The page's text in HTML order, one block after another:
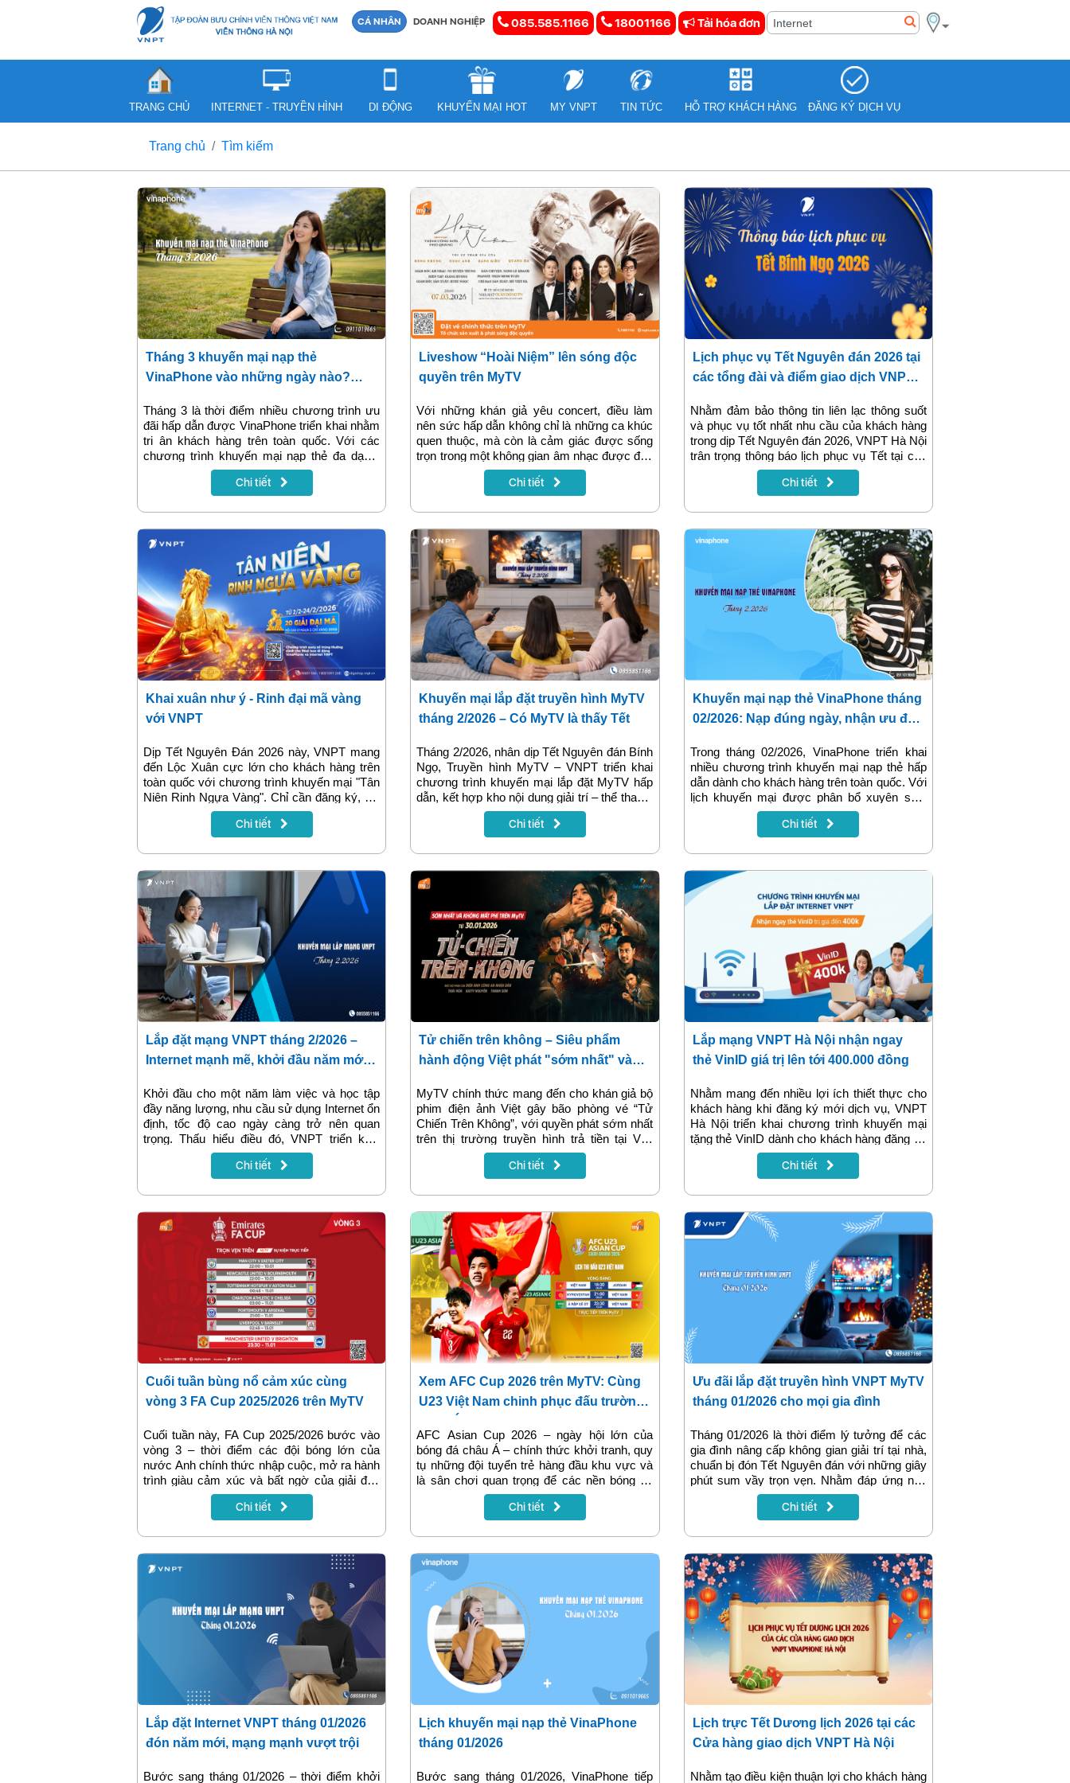
CÁ NHÂN DOANH NGHIỆP 085.585.1166 18001166 Tải hóa đơn
TRANG CHỦ INTERNET - TRUYỀN HÌNH DI ĐỘNG KHUYẾN MẠI HOT MY VNPT TIN TỨC HỖ TRỢ KHÁCH HÀNG ĐĂNG KÝ DỊCH VỤ
Trang chủ Tìm kiếm
Tháng 3 khuyến mại nạp thẻ
VinaPhone vào những ngày nào?
Tháng 3 là thời điểm nhiều chương trình ưu
đãi hấp dẫn được VinaPhone triển khai nhằm
tri ân khách hàng trên toàn quốc. Với các
chương trình khuyến mại nạp thẻ đa dạng,
người dùng có thể nhận thêm tiền trong tài
khoản, được tặng data hoặc hưởng ưu đãi
khách hàng tiết kiệm chi phí sử dụng dịch vụ
di động đồng thời tận hưởng nhiều tiện ích
hơn từ hệ sinh thái của VinaPhone.
Chi tiết
Liveshow “Hoài Niệm” lên sóng độc
quyền trên MyTV
Với những khán giả yêu concert, điều làm
nên sức hấp dẫn không chỉ là những ca khúc
quen thuộc, mà còn là cảm giác được sống
trọn trong một không gian âm nhạc được đầu
tư đúng nghĩa. Liveshow “Hoài Niệm” –
chương trình do MyTV tổ chức sản xuất và
nơi những giọng ca hàng đầu cùng hội ngộ
trên một sân khấu được chuẩn bị chỉn chu và
giàu chiều sâu nghệ thuật.
Chi tiết
Lịch phục vụ Tết Nguyên đán 2026 tại
các tổng đài và điểm giao dịch VNPT
Nhằm đảm bảo thông tin liên lạc thông suốt
và phục vụ tốt nhất nhu cầu của khách hàng
trong dịp Tết Nguyên đán 2026, VNPT Hà Nội
trân trọng thông báo lịch phục vụ Tết tại các
tổng đài và điểm giao dịch trên địa bàn thành
Chi tiết
Khai xuân như ý - Rinh đại mã vàng
với VNPT
Dịp Tết Nguyên Đán 2026 này, VNPT mang
đến Lộc Xuân cực lớn cho khách hàng trên
toàn quốc với chương trình khuyến mại "Tân
Niên Rinh Ngựa Vàng". Chỉ cần đăng ký, gia
hạn, nâng cấp gói cước VinaPhone từ
50.000đ hoặc gói Internet 1 tháng trở lên,
chỉ vàng 9999 trong ngày vía Thần Tài.
Chi tiết
Khuyến mại lắp đặt truyền hình MyTV
tháng 2/2026 – Có MyTV là thấy Tết
Tháng 2/2026, nhân dịp Tết Nguyên đán Bính
Ngọ, Truyền hình MyTV – VNPT triển khai
chương trình khuyến mại lắp đặt MyTV hấp
dẫn, kết hợp kho nội dung giải trí – thể thao –
phim ảnh đặc sắc, mang đến một mùa Tết
trọn vẹn niềm vui cho mọi gia đình Việt.
Chi tiết
Khuyến mại nạp thẻ VinaPhone tháng
02/2026: Nạp đúng ngày, nhận ưu đãi
Trong tháng 02/2026, VinaPhone triển khai
nhiều chương trình khuyến mại nạp thẻ hấp
dẫn dành cho khách hàng trên toàn quốc. Với
lịch khuyến mại được phân bổ xuyên suốt
tháng, khách hàng có thể dễ dàng lựa chọn
thời điểm nạp thẻ phù hợp để gia tăng tài
dụng dịch vụ viễn thông.
Chi tiết
Lắp đặt mạng VNPT tháng 2/2026 –
Internet mạnh mẽ, khởi đầu năm mới
Khởi đầu cho một năm làm việc và học tập
đầy năng lượng, nhu cầu sử dụng Internet ổn
định, tốc độ cao ngày càng trở nên quan
trọng. Thấu hiểu điều đó, VNPT triển khai
chương trình khuyến mại lắp đặt mạng
Internet VNPT tháng 2/2026 với nhiều ưu đãi
đường truyền mạnh mẽ, hiện đại với chi phí
tiết kiệm.
Chi tiết
Tử chiến trên không – Siêu phẩm
hành động Việt phát "sớm nhất" và
30/1/2026
MyTV chính thức mang đến cho khán giả bộ
phim điện ảnh Việt gây bão phòng vé “Tử
Chiến Trên Không”, với quyền phát sớm nhất
trên thị trường truyền hình trả tiền tại Việt
Nam, và đặc biệt xem không mất phí trên
MyTV từ ngày 30/1/2026.
Chi tiết
Lắp mạng VNPT Hà Nội nhận ngay
thẻ VinID giá trị lên tới 400.000 đồng
Nhằm mang đến nhiều lợi ích thiết thực cho
khách hàng khi đăng ký mới dịch vụ, VNPT
Hà Nội triển khai chương trình khuyến mại
tặng thẻ VinID dành cho khách hàng đăng ký
internet VNPT và lắp mạng VNPT Hà Nội từ
15/01/2026 đến 31/03/2026. Chương trình là
Internet chất lượng cao, vừa nhận thêm ưu
đãi giá trị lên tới 400.000đ ngay từ những
ngày đầu trải nghiệm.
Chi tiết
Cuối tuần bùng nổ cảm xúc cùng
vòng 3 FA Cup 2025/2026 trên MyTV
Cuối tuần này, FA Cup 2025/2026 bước vào
vòng 3 – thời điểm các đội bóng lớn của
nước Anh chính thức nhập cuộc, mở ra hành
trình giàu cảm xúc và bất ngờ của giải đấu
cúp lâu đời nhất thế giới. Tại Việt Nam, người
hâm mộ có thể theo dõi trực tiếp FA Cup trên
của sân chơi mang đậm bản sắc bóng đá
Anh.
Chi tiết
Xem AFC Cup 2026 trên MyTV: Cùng
U23 Việt Nam chinh phục đấu trường
AFC Asian Cup 2026 – ngày hội lớn của
bóng đá châu Á – chính thức khởi tranh, quy
tụ những đội tuyển trẻ hàng đầu khu vực và
là sân chơi quan trọng để các nền bóng đá
khẳng định vị thế. Đồng hành cùng người
hâm mộ trong mùa giải này, Truyền hình
Cup 2026 được tiếp phát chính thống, giúp
khán giả theo dõi trọn vẹn giải đấu trong một
không gian giải trí hiện đại, tiện lợi và giàu
cảm xúc.
Chi tiết
Ưu đãi lắp đặt truyền hình VNPT MyTV
tháng 01/2026 cho mọi gia đình
Tháng 01/2026 là thời điểm lý tưởng để các
gia đình nâng cấp không gian giải trí tại nhà,
chuẩn bị đón Tết Nguyên đán với những giây
phút sum vầy trọn vẹn. Nhằm đáp ứng nhu
cầu đó, VNPT triển khai chương trình ưu đãi
lắp đặt truyền hình MyTV tháng 01/2026 với
phí sử dụng, vừa mang đến kho nội dung giải
trí phong phú, hấp dẫn cho mọi thành viên
trong gia đình.
Chi tiết
Lắp đặt Internet VNPT tháng 01/2026
đón năm mới, mạng mạnh vượt trội
Bước sang tháng 01/2026 – thời điểm khởi
Lịch khuyến mại nạp thẻ VinaPhone
tháng 01/2026
Bước sang tháng 01/2026, VinaPhone tiếp
Lịch trực Tết Dương lịch 2026 tại các
Cửa hàng giao dịch VNPT Hà Nội
Nhằm tạo điều kiện thuận lợi cho khách hàng